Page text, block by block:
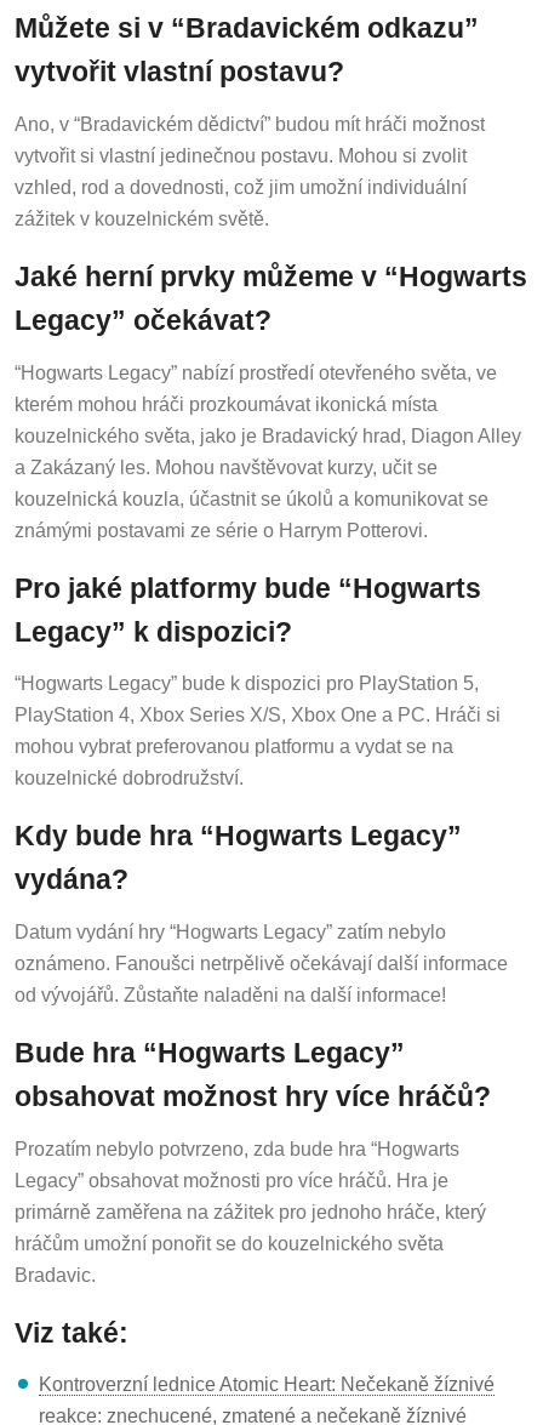
Můžete si v “Bradavickém odkazu”
vytvořit vlastní postavu?
Ano, v “Bradavickém dědictví” budou mít hráči možnost
vytvořit si vlastní jedinečnou postavu. Mohou si zvolit
vzhled, rod a dovednosti, což jim umožní individuální
zážitek v kouzelnickém světě.
Jaké herní prvky můžeme v “Hogwarts
Legacy” očekávat?
“Hogwarts Legacy” nabízí prostředí otevřeného světa, ve
kterém mohou hráči prozkoumávat ikonická místa
kouzelnického světa, jako je Bradavický hrad, Diagon Alley
a Zakázaný les. Mohou navštěvovat kurzy, učit se
kouzelnická kouzla, účastnit se úkolů a komunikovat se
známými postavami ze série o Harrym Potterovi.
Pro jaké platformy bude “Hogwarts
Legacy” k dispozici?
“Hogwarts Legacy” bude k dispozici pro PlayStation 5,
PlayStation 4, Xbox Series X/S, Xbox One a PC. Hráči si
mohou vybrat preferovanou platformu a vydat se na
kouzelnické dobrodružství.
Kdy bude hra “Hogwarts Legacy”
vydána?
Datum vydání hry “Hogwarts Legacy” zatím nebylo
oznámeno. Fanoušci netrpělivě očekávají další informace
od vývojářů. Zůstaňte naladěni na další informace!
Bude hra “Hogwarts Legacy”
obsahovat možnost hry více hráčů?
Prozatím nebylo potvrzeno, zda bude hra “Hogwarts
Legacy” obsahovat možnosti pro více hráčů. Hra je
primárně zaměřena na zážitek pro jednoho hráče, který
hráčům umožní ponořit se do kouzelnického světa
Bradavic.
Viz také:
Kontroverzní lednice Atomic Heart: Nečekaně žíznivé
reakce: znechucené, zmatené a nečekaně žíznivé